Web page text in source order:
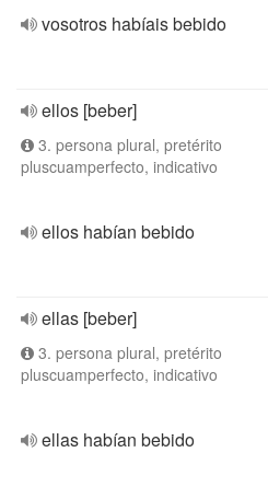
vosotros habíais bebido
ellos [beber]
3. persona plural, pretérito
pluscuamperfecto, indicativo
ellos habían bebido
ellas [beber]
3. persona plural, pretérito
pluscuamperfecto, indicativo
ellas habían bebido